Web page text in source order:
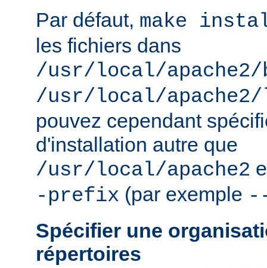
Par défaut, make
les fichiers dans
/usr/local/
/usr/local/
pouvez cependant
d'installation autre que
/usr/local/apache2
-prefix (par exemple
Spécifier une
répertoires